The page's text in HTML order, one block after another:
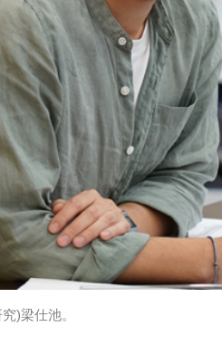
)梁仕池。